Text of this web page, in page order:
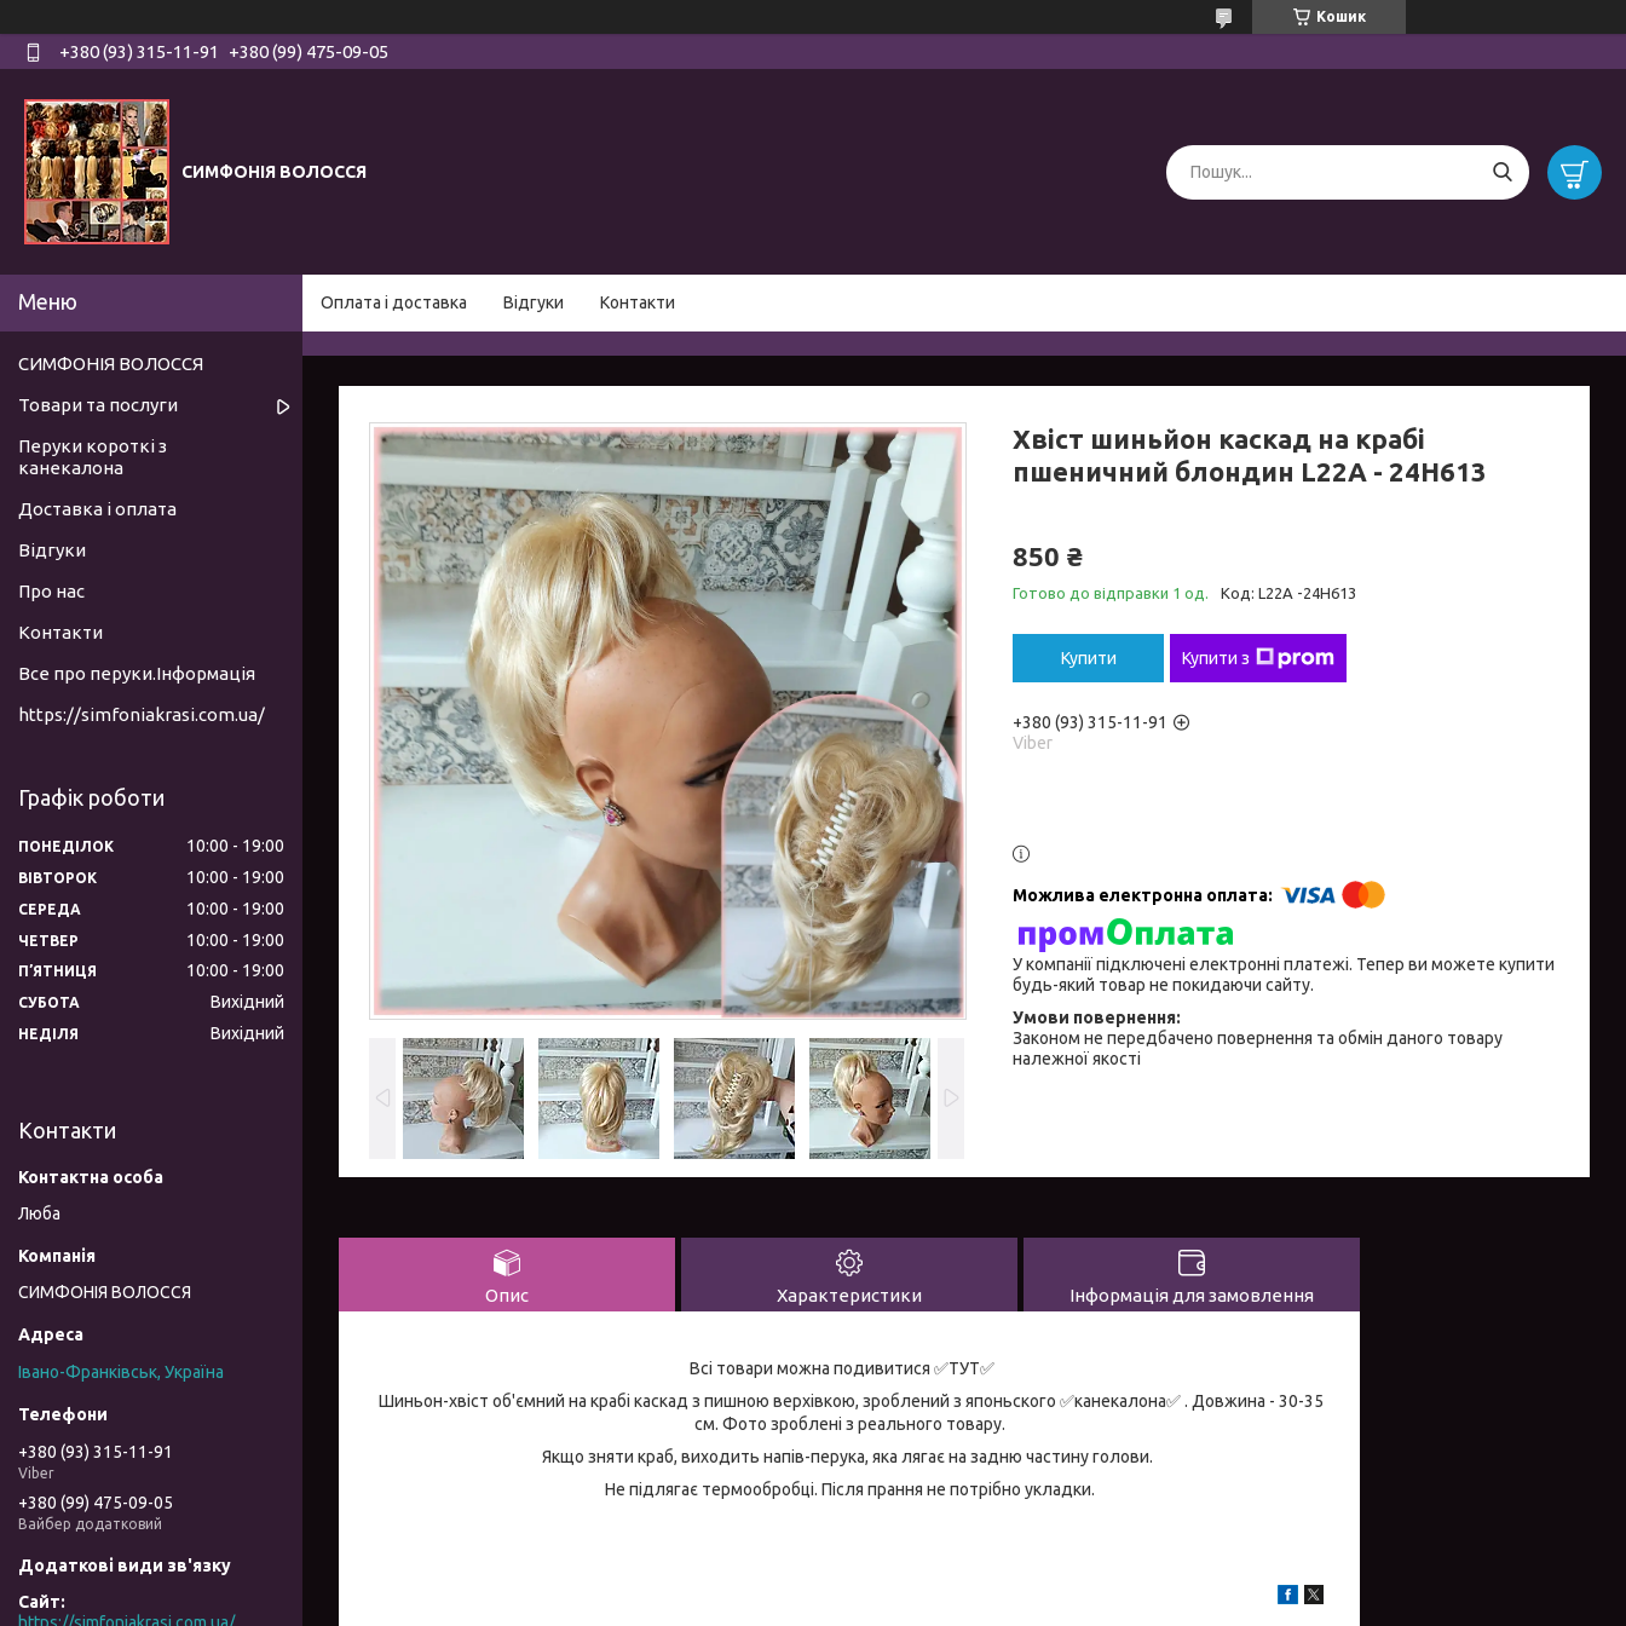
Кошик
+380 (93) 315-11-91 +380 (99) 475-09-05
СИМФОНІЯ ВОЛОССЯ
Оплата і доставка Відгуки Контакти
Хвіст шиньйон каскад на крабі
пшеничний блондин L22A - 24H613
850 ₴
Готово до відправки 1 од. Код: L22A -24Н613
Купити Купити з
+380 (93) 315-11-91
Viber
У компанії підключені електронні платежі. Тепер ви можете купити
будь-який товар не покидаючи сайту.
Законом не передбачено повернення та обмін даного товару
належної якості
Опис Характеристики Інформація для замовлення
Всі товари можна подивитися ✅ТУТ✅
Шиньон-хвіст об'ємний на крабі каскад з пишною верхівкою, зроблений з японьского ✅канекалона✅ . Довжина - 30-35
см. Фото зроблені з реального товару.
Якщо зняти краб, виходить напів-перука, яка лягає на задню частину голови.
Не підлягає термообробці. Після прання не потрібно укладки.
СИМФОНІЯ ВОЛОССЯ
Товари та послуги
Перуки короткі з
канекалона
Доставка і оплата
Відгуки
Про нас
Контакти
Все про перуки.Інформація
https://simfoniakrasi.com.ua/
Графік роботи
ПОНЕДІЛОК 10:00 19:00
ВІВТОРОК 10:00 19:00
СЕРЕДА 10:00 19:00
ЧЕТВЕР 10:00 19:00
ПʼЯТНИЦЯ 10:00 19:00
СУБОТА Вихідний
НЕДІЛЯ Вихідний
Контакти
Люба
СИМФОНІЯ ВОЛОССЯ
Івано-Франківськ, Україна
+380 (93) 315-11-91
Viber
+380 (99) 475-09-05
Вайбер додатковий